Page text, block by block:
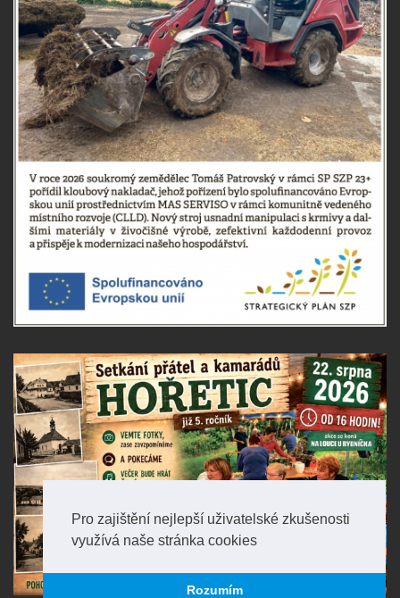
Pro zajištění nejlepší uživatelské zkušenosti
využívá naše stránka cookies
Rozumím